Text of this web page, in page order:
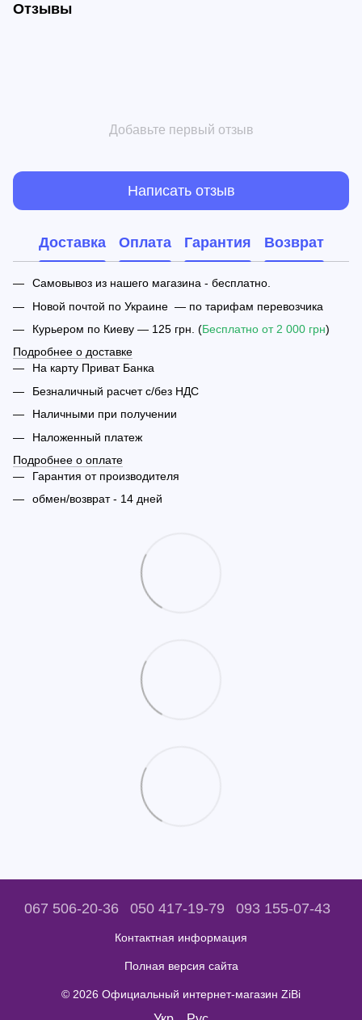
Отзывы
Добавьте первый отзыв
Написать отзыв
Доставка Оплата Гарантия Возврат
Самовывоз из нашего магазина - бесплатно.
Новой почтой по Украине — по тарифам перевозчика
Курьером по Киеву — 125 грн. (Бесплатно от 2 000 грн)
Подробнее о доставке
На карту Приват Банка
Безналичный расчет с/без НДС
Наличными при получении
Наложенный платеж
Подробнее о оплате
Гарантия от производителя
обмен/возврат - 14 дней
067 506-20-36 050 417-19-79 093 155-07-43
Контактная информация
Полная версия сайта
© 2026 Официальный интернет-магазин ZiBi